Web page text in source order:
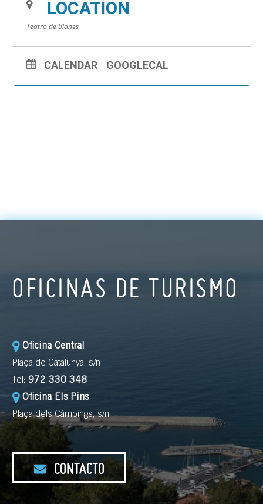
LOCATION
Teatro de Blanes
CALENDAR GOOGLECAL
OFICINAS DE TURISMO
Oficina Central
Plaça de Catalunya, s/n
Tel: 972 330 348
Oficina Els Pins
Plaça dels Càmpings, s/n
CONTACTO